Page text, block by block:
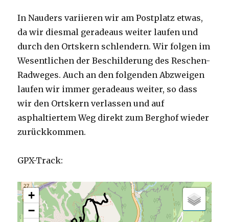
In Nauders variieren wir am Postplatz etwas,
da wir diesmal geradeaus weiter laufen und
durch den Ortskern schlendern. Wir folgen im
Wesentlichen der Beschilderung des Reschen-
Radweges. Auch an den folgenden Abzweigen
laufen wir immer geradeaus weiter, so dass
wir den Ortskern verlassen und auf
asphaltiertem Weg direkt zum Berghof wieder
zurückkommen.
GPX-Track:
+
−